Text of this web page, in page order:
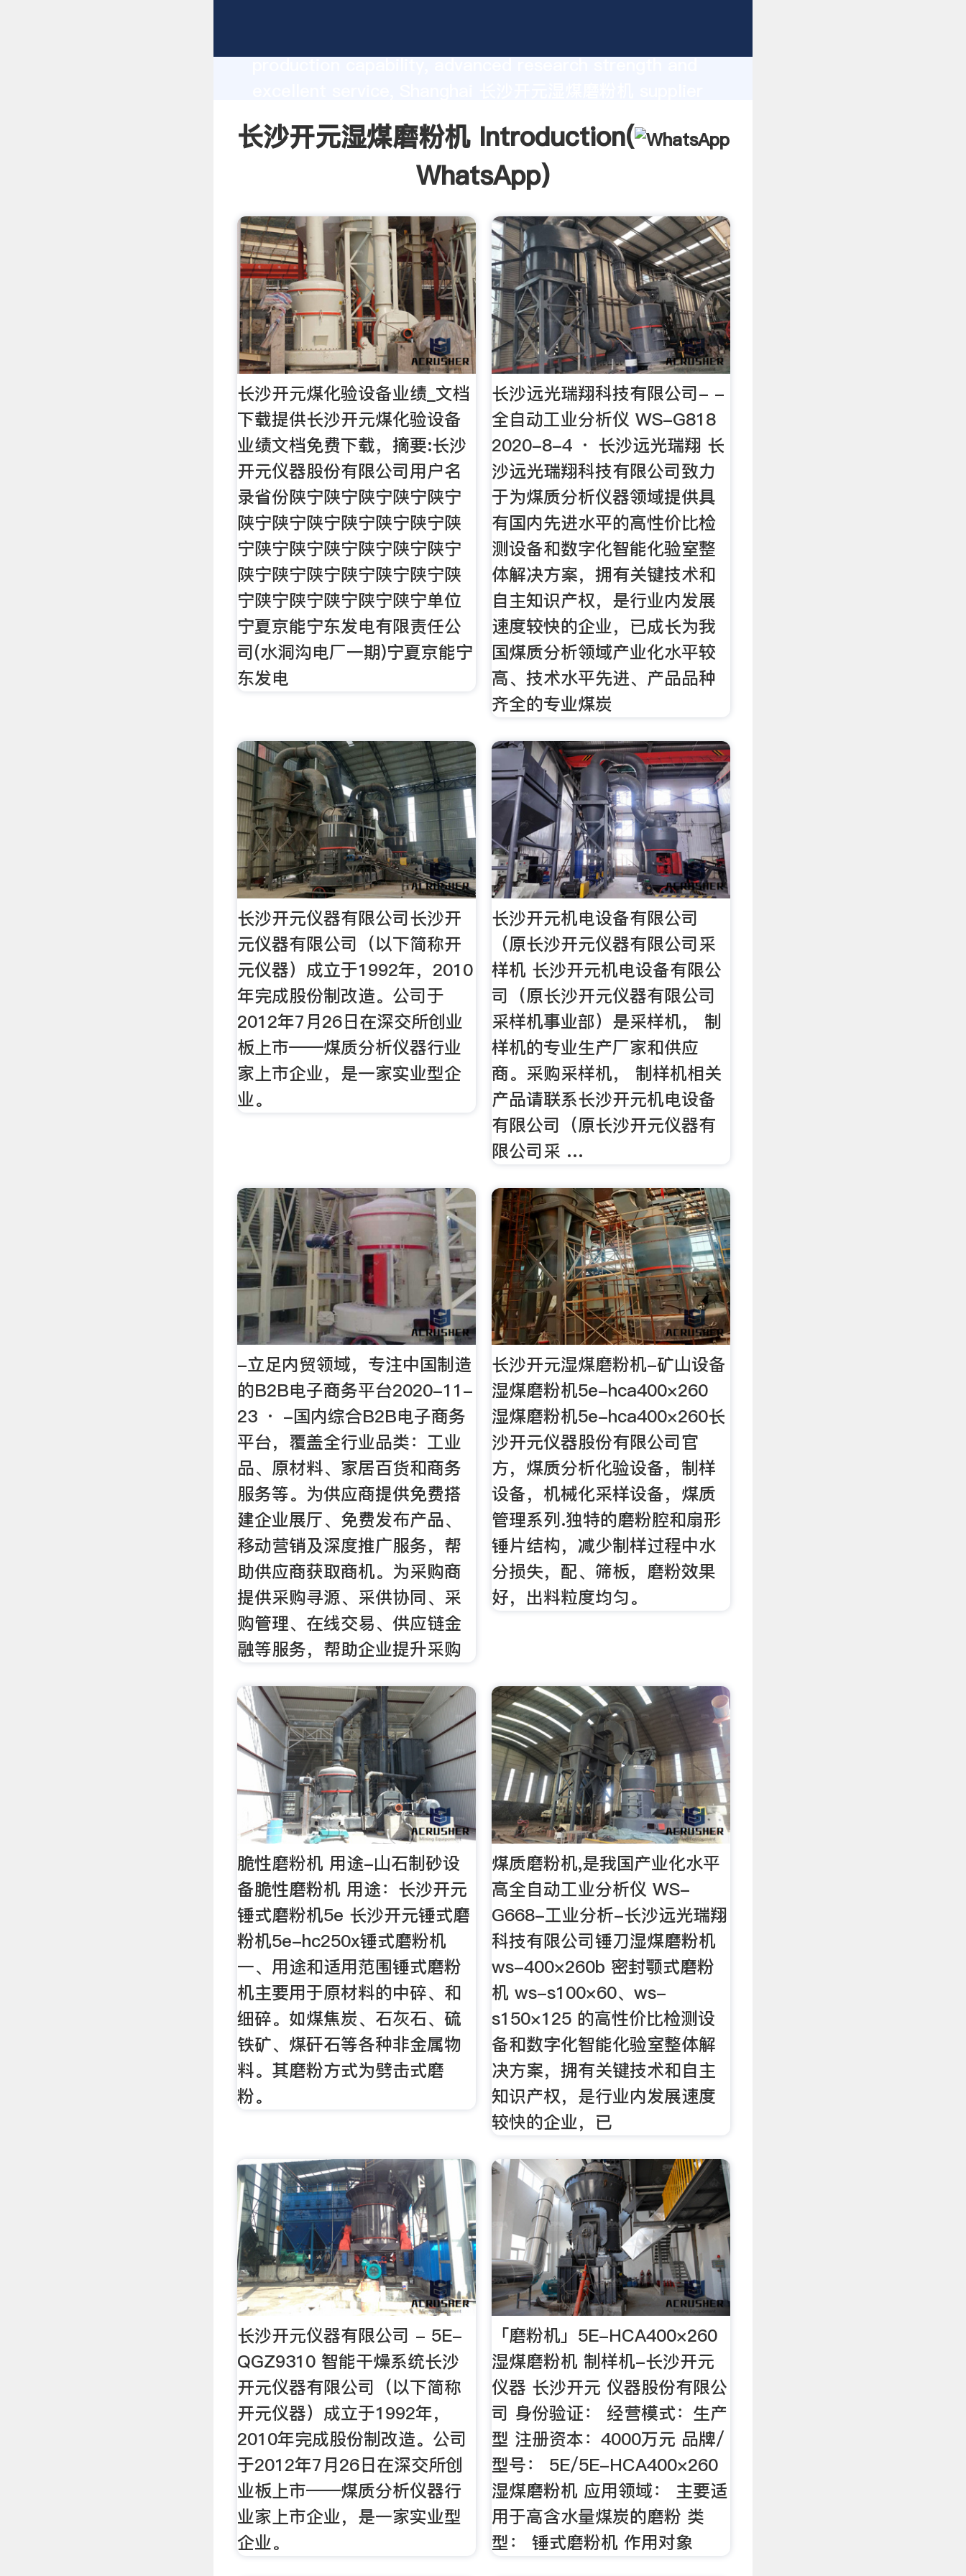
create the value and bring values to all of customers.
长沙开元湿煤磨粉机 Introduction(
WhatsApp)
长沙开元煤化验设备业绩_文档
下载提供长沙开元煤化验设备
业绩文档免费下载，摘要:长沙
开元仪器股份有限公司用户名
录省份陕宁陕宁陕宁陕宁陕宁
陕宁陕宁陕宁陕宁陕宁陕宁陕
宁陕宁陕宁陕宁陕宁陕宁陕宁
陕宁陕宁陕宁陕宁陕宁陕宁陕
宁陕宁陕宁陕宁陕宁陕宁单位
宁夏京能宁东发电有限责任公
司(水洞沟电厂一期)宁夏京能宁
东发电
长沙远光瑞翔科技有限公司- -
全自动工业分析仪 WS-G818
2020-8-4 · 长沙远光瑞翔 长
沙远光瑞翔科技有限公司致力
于为煤质分析仪器领域提供具
有国内先进水平的高性价比检
测设备和数字化智能化验室整
体解决方案，拥有关键技术和
自主知识产权，是行业内发展
速度较快的企业，已成长为我
国煤质分析领域产业化水平较
高、技术水平先进、产品品种
齐全的专业煤炭
长沙开元仪器有限公司长沙开
元仪器有限公司（以下简称开
元仪器）成立于1992年，2010
年完成股份制改造。公司于
2012年7月26日在深交所创业
板上市——煤质分析仪器行业
家上市企业，是一家实业型企
业。
长沙开元机电设备有限公司
（原长沙开元仪器有限公司采
样机 长沙开元机电设备有限公
司（原长沙开元仪器有限公司
采样机事业部）是采样机， 制
样机的专业生产厂家和供应
商。采购采样机， 制样机相关
产品请联系长沙开元机电设备
有限公司（原长沙开元仪器有
限公司采 …
-立足内贸领域，专注中国制造
的B2B电子商务平台2020-11-
23 · -国内综合B2B电子商务
平台，覆盖全行业品类：工业
品、原材料、家居百货和商务
服务等。为供应商提供免费搭
建企业展厅、免费发布产品、
移动营销及深度推广服务，帮
助供应商获取商机。为采购商
提供采购寻源、采供协同、采
购管理、在线交易、供应链金
融等服务，帮助企业提升采购
长沙开元湿煤磨粉机-矿山设备
湿煤磨粉机5e-hca400×260
湿煤磨粉机5e-hca400×260长
沙开元仪器股份有限公司官
方，煤质分析化验设备，制样
设备，机械化采样设备，煤质
管理系列.独特的磨粉腔和扇形
锤片结构，减少制样过程中水
分损失，配、筛板，磨粉效果
好，出料粒度均匀。
脆性磨粉机 用途-山石制砂设
备脆性磨粉机 用途：长沙开元
锤式磨粉机5e 长沙开元锤式磨
粉机5e-hc250x锤式磨粉机
一、用途和适用范围锤式磨粉
机主要用于原材料的中碎、和
细碎。如煤焦炭、石灰石、硫
铁矿、煤矸石等各种非金属物
料。其磨粉方式为劈击式磨
粉。
煤质磨粉机,是我国产业化水平
高全自动工业分析仪 WS-
G668-工业分析-长沙远光瑞翔
科技有限公司锤刀湿煤磨粉机
ws-400×260b 密封颚式磨粉
机 ws-s100×60、ws-
s150×125 的高性价比检测设
备和数字化智能化验室整体解
决方案，拥有关键技术和自主
知识产权，是行业内发展速度
较快的企业，已
长沙开元仪器有限公司 - 5E-
QGZ9310 智能干燥系统长沙
开元仪器有限公司（以下简称
开元仪器）成立于1992年，
2010年完成股份制改造。公司
于2012年7月26日在深交所创
业板上市——煤质分析仪器行
业家上市企业，是一家实业型
企业。
「磨粉机」5E-HCA400×260
湿煤磨粉机 制样机-长沙开元
仪器 长沙开元 仪器股份有限公
司 身份验证： 经营模式：生产
型 注册资本：4000万元 品牌/
型号： 5E/5E-HCA400×260
湿煤磨粉机 应用领域： 主要适
用于高含水量煤炭的磨粉 类
型： 锤式磨粉机 作用对象